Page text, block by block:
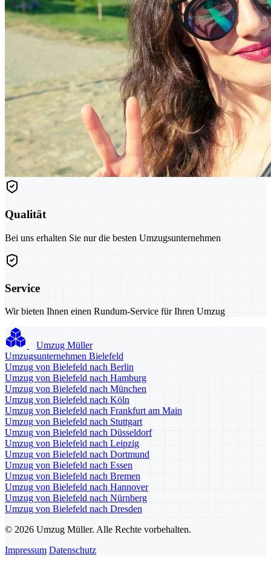
Qualität
Bei uns erhalten Sie nur die besten Umzugsunternehmen
Service
Wir bieten Ihnen einen Rundum-Service für Ihren Umzug
Umzug Müller
Umzugsunternehmen Bielefeld
Umzug von Bielefeld nach Berlin
Umzug von Bielefeld nach Hamburg
Umzug von Bielefeld nach München
Umzug von Bielefeld nach Köln
Umzug von Bielefeld nach Frankfurt am Main
Umzug von Bielefeld nach Stuttgart
Umzug von Bielefeld nach Düsseldorf
Umzug von Bielefeld nach Leipzig
Umzug von Bielefeld nach Dortmund
Umzug von Bielefeld nach Essen
Umzug von Bielefeld nach Bremen
Umzug von Bielefeld nach Hannover
Umzug von Bielefeld nach Nürnberg
Umzug von Bielefeld nach Dresden
© 2026 Umzug Müller. Alle Rechte vorbehalten.
Impressum Datenschutz